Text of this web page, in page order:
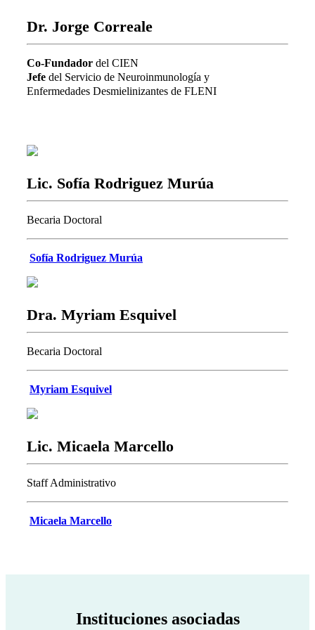
Dr. Jorge Correale
Co-Fundador del CIEN
Jefe del Servicio de Neuroinmunología y
Enfermedades Desmielinizantes de FLENI
Lic. Sofía Rodriguez Murúa
Becaria Doctoral
Sofía Rodriguez Murúa
Dra. Myriam Esquivel
Becaria Doctoral
Myriam Esquivel
Lic. Micaela Marcello
Staff Administrativo
Micaela Marcello
Instituciones asociadas